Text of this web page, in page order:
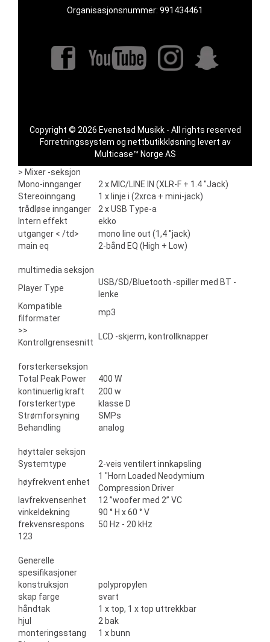
Organisasjonsnummer: 991434461
Copyright © 2026 Evenstad Musikk - All rights reserved
Forretningssystem og nettbutikkløsning levert av
Multicase™ Norge AS
> Mixer -seksjon
Mono-innganger
2 x MIC/LINE IN (XLR-F + 1.4 "Jack)
Stereoinngang
1 x linje i (2xrca + mini-jack)
trådløse innganger
2 x USB Type-a
Intern effekt
ekko
utganger < /td>
mono line out (1,4 "jack)
main eq
2-bånd EQ (High + Low)
multimedia seksjon
Player Type
USB/SD/Bluetooth -spiller med BT -
lenke
Kompatible
filformater
mp3
>>
Kontrollgrensesnitt
LCD -skjerm, kontrollknapper
forsterkerseksjon
Total Peak Power
400 W
kontinuerlig kraft
200 w
forsterkertype
klasse D
Strømforsyning
SMPs
Behandling
analog
høyttaler seksjon
Systemtype
2-veis ventilert innkapsling
høyfrekvent enhet
1 "Horn Loaded Neodymium
Compression Driver
lavfrekvensenhet
12 ”woofer med 2” VC
vinkeldekning
90 ° H x 60 ° V
frekvensrespons
50 Hz - 20 kHz
123
Generelle
spesifikasjoner
konstruksjon
polypropylen
skap farge
svart
håndtak
1 x top, 1 x top uttrekkbar
hjul
2 bak
monteringsstang
1 x bunn